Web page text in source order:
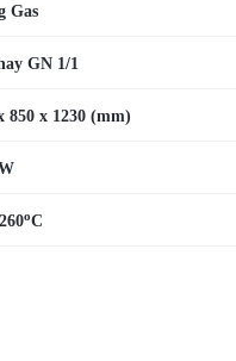
Gas
GN 1/1
850 x 1230 (mm)
oC